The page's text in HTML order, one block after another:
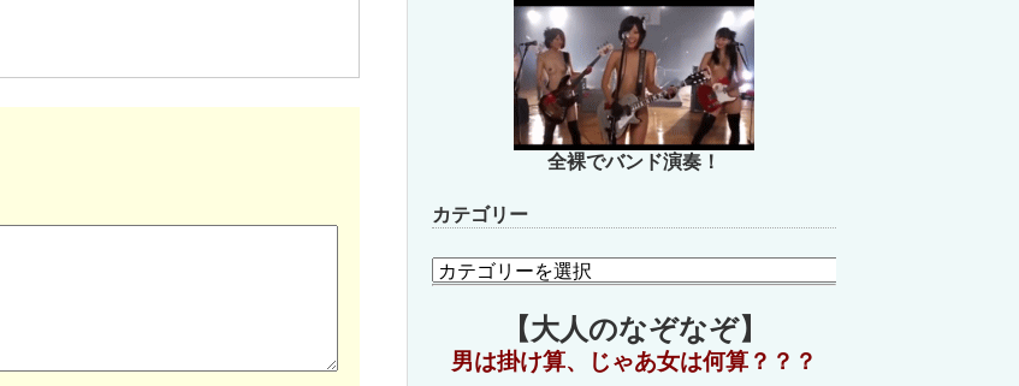
全裸でバンド演奏！
カテゴリー
カ
テ
【大人のなぞなぞ】
男は掛け算、じゃあ女は何算？？？